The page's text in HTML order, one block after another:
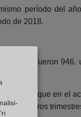
período del
de 2018.
y junio fueron 946,
menos que en el
primeros